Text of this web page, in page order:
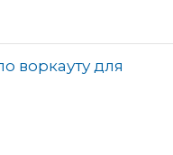
воркауту для